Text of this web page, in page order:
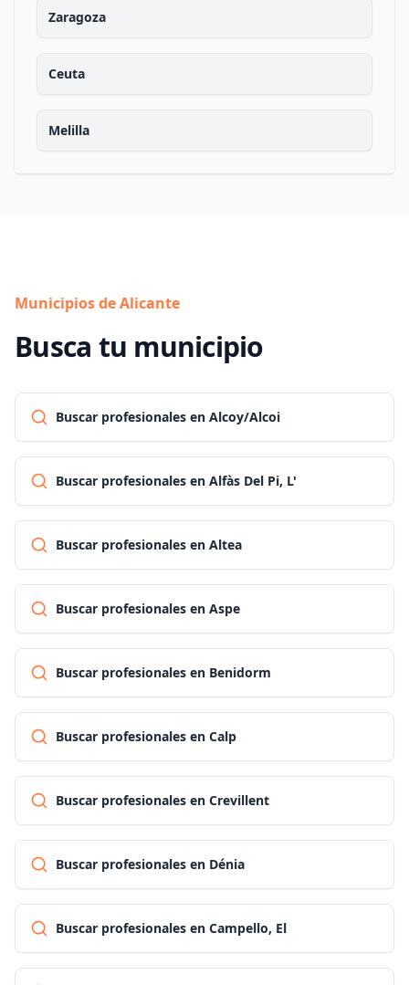
Zaragoza
Ceuta
Melilla
Municipios de Alicante
Busca tu municipio
Buscar profesionales en Alcoy/Alcoi
Buscar profesionales en Alfàs Del Pi, L'
Buscar profesionales en Altea
Buscar profesionales en Aspe
Buscar profesionales en Benidorm
Buscar profesionales en Calp
Buscar profesionales en Crevillent
Buscar profesionales en Dénia
Buscar profesionales en Campello, El